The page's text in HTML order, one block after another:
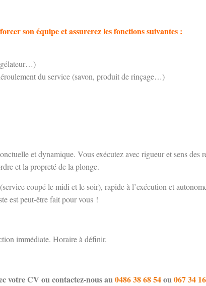
son équipe et assurerez les fonctions suivantes :
du service (savon, produit de rinçage…)
et dynamique. Vous exécutez avec rigueur et sens des
et la propreté de la plonge.
coupé le midi et le soir), rapide à l’exécution et
est peut-être fait pour vous !
immédiate. Horaire à définir.
votre CV ou contactez-nous au0486 38 68 54ou067 34